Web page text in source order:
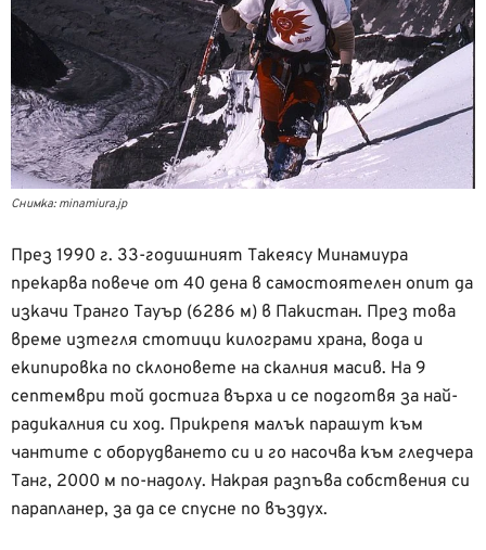
Снимка: minamiura.jp
През 1990 г. 33-годишният Такеясу Минамиура
прекарва повече от 40 дена в самостоятелен опит да
изкачи Транго Тауър (6286 м) в Пакистан. През това
време изтегля стотици килограми храна, вода и
екипировка по склоновете на скалния масив. На 9
септември той достига върха и се подготвя за най-
радикалния си ход. Прикрепя малък парашут към
чантите с оборудването си и го насочва към гледчера
Танг, 2000 м по-надолу. Накрая разпъва собствения си
парапланер, за да се спусне по въздух.